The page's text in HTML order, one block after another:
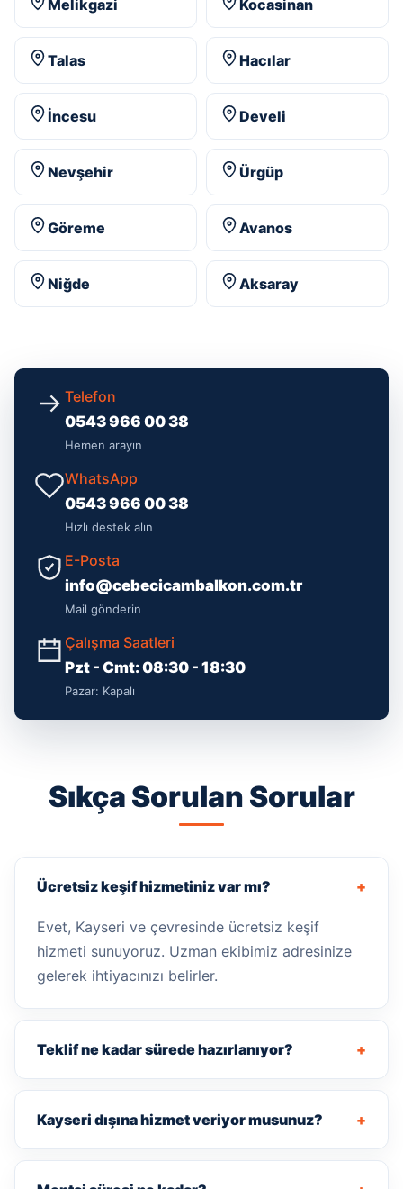
Melikgazi Kocasinan
Talas Hacılar
İncesu Develi
Nevşehir Ürgüp
Göreme Avanos
Niğde Aksaray
Telefon
0543 966 00 38
Hemen arayın
WhatsApp
0543 966 00 38
Hızlı destek alın
E-Posta
info@cebecicambalkon.com.tr
Mail gönderin
Çalışma Saatleri
Pzt - Cmt: 08:30 - 18:30
Pazar: Kapalı
Sıkça Sorulan Sorular
Ücretsiz keşif hizmetiniz var mı? +
Evet, Kayseri ve çevresinde ücretsiz keşif
hizmeti sunuyoruz. Uzman ekibimiz adresinize
gelerek ihtiyacınızı belirler.
Teklif ne kadar sürede hazırlanıyor? +
Kayseri dışına hizmet veriyor musunuz? +